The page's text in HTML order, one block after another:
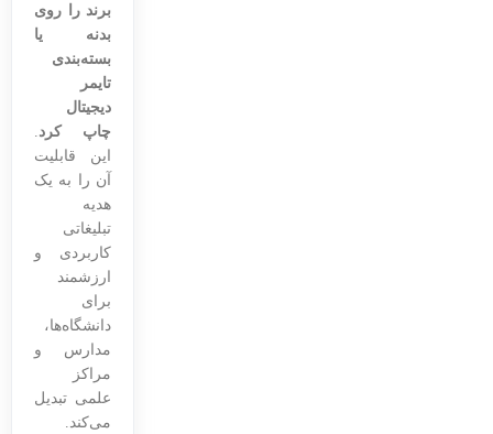
برند را روی
بدنه یا
بسته‌بندی
تایمر
دیجیتال
چاپ کرد
این قابلیت
آن را به یک
هدیه
تبلیغاتی
کاربردی و
ارزشمند
برای
دانشگاه‌ها،
مدارس و
مراکز
علمی تبدیل
می‌کند.